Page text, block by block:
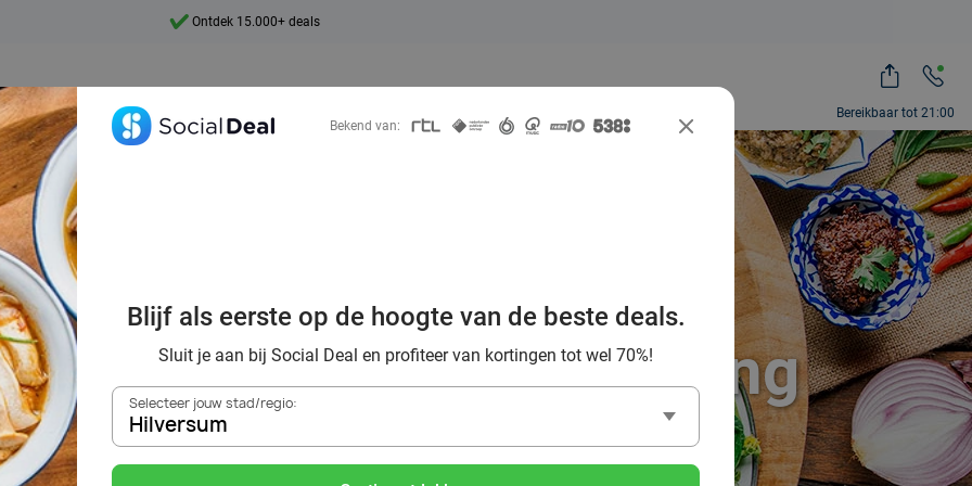
Bereikbaar tot 21:00
Ontdek 15.000+ deals
de beste Thaise
in Hilversum en omgeving
Bekend van:
Blijf als eerste op de hoogte van de beste deals.
Sluit je aan bij Social Deal en profiteer van kortingen tot wel 70%!
Selecteer jouw stad/regio:
Hilversum